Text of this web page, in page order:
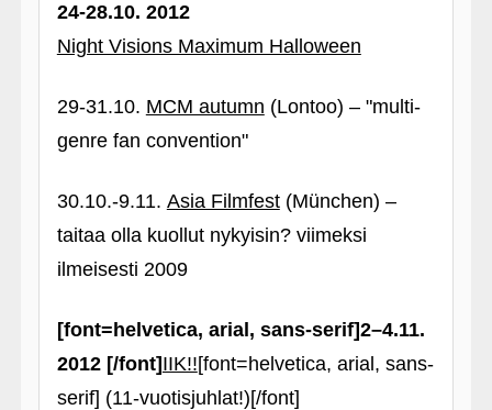
24-28.10. 2012
Night Visions Maximum Halloween
29-31.10. MCM autumn (Lontoo) – "multi-
genre fan convention"
30.10.-9.11. Asia Filmfest(München) –
taitaa olla kuollut nykyisin? viimeksi
ilmeisesti 2009
[font=helvetica, arial, sans-serif]2–4.11.
2012 [/font] IIK!![font=helvetica, arial, sans-
serif] (11-vuotisjuhlat!)[/font]